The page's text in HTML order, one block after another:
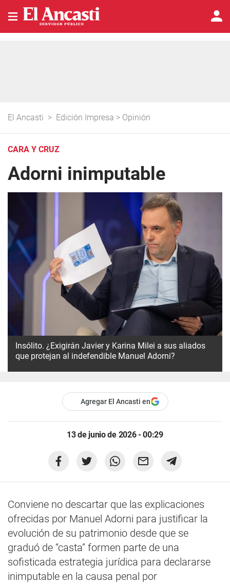
El Ancasti > Edición Impresa > Opinión
CARA Y CRUZ
Adorni inimputable
Insólito. ¿Exigirán Javier y Karina Milei a sus aliados
que protejan al indefendible Manuel Adorni?
Agregar El Ancasti en
13 de junio de 2026 - 00:29
Conviene no descartar que las explicaciones
ofrecidas por Manuel Adorni para justificar la
evolución de su patrimonio desde que se
graduó de “casta” formen parte de una
sofisticada estrategia jurídica para declararse
inimputable en la causa penal por